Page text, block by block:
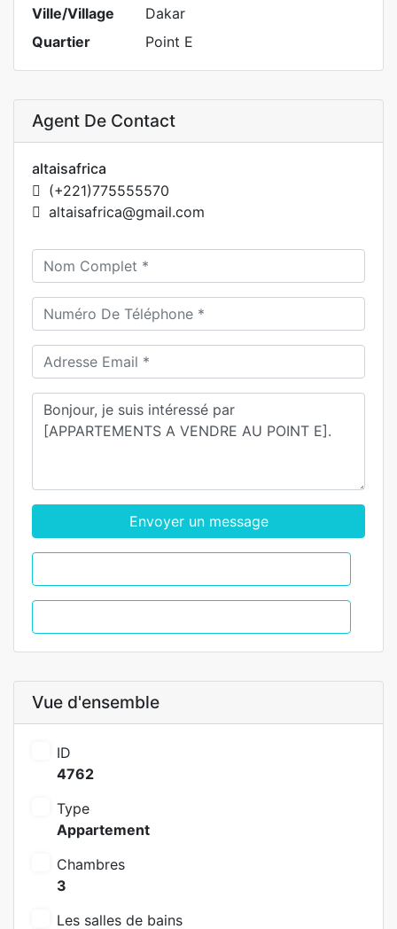
Ville/Village
Dakar
Quartier
Point E
Agent De Contact
altaisafrica
(+221)775555570
altaisafrica@gmail.com
Envoyer un message
Vue d'ensemble
ID
4762
Type
Appartement
Chambres
3
Les salles de bains